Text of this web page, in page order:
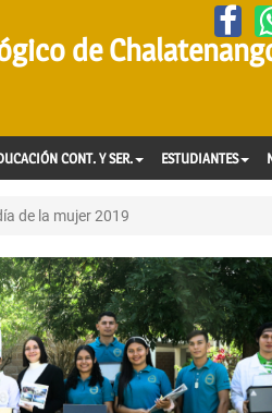
de
CONT. Y SER. ESTUDIANTES
de la mujer 2019